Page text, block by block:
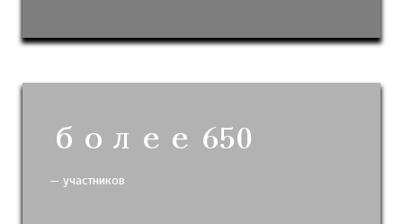
более 650
— участников